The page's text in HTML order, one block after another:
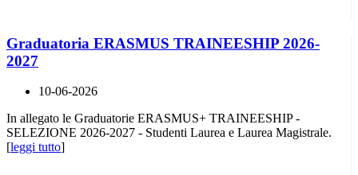
Graduatoria ERASMUS TRAINEESHIP 2026-
2027
10-06-2026
In allegato le Graduatorie ERASMUS+ TRAINEESHIP -
SELEZIONE 2026-2027 - Studenti Laurea e Laurea Magistrale.
[leggi tutto]